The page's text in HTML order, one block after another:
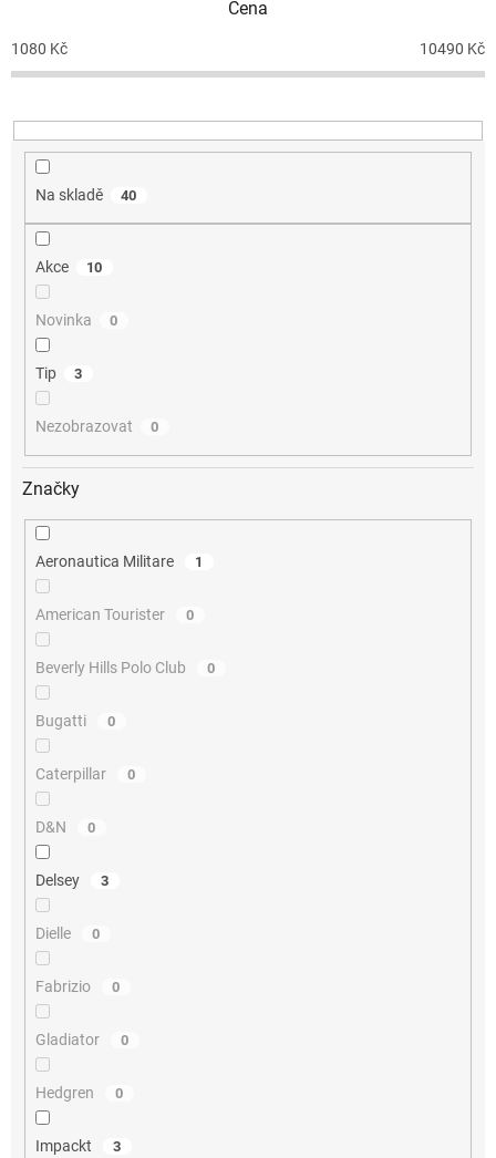
p
r
u
Cena
1080 Kč 10490 Kč
Na skladě 40
Akce 10
Novinka 0
Tip 3
Nezobrazovat 0
Značky
Aeronautica Militare 1
American Tourister 0
Beverly Hills Polo Club 0
Bugatti 0
Caterpillar 0
D&N 0
Delsey 3
Dielle 0
Fabrizio 0
Gladiator 0
Hedgren 0
Impackt 3